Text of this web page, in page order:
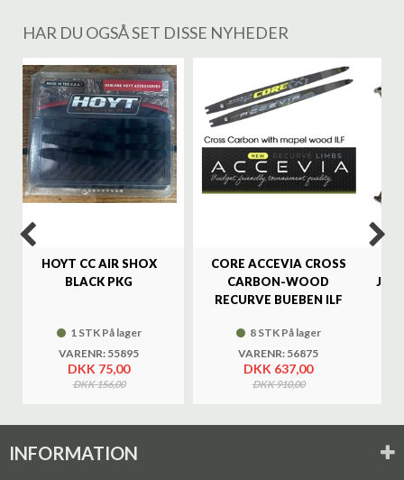
HAR DU OGSÅ SET DISSE NYHEDER
HOYT CC AIR SHOX
BLACK PKG
1 STK På lager
VARENR: 55895
DKK 75,00
DKK 156,00
CORE ACCEVIA CROSS
CARBON-WOOD
RECURVE BUEBEN ILF
8 STK På lager
VARENR: 56875
DKK 637,00
DKK 910,00
INFORMATION